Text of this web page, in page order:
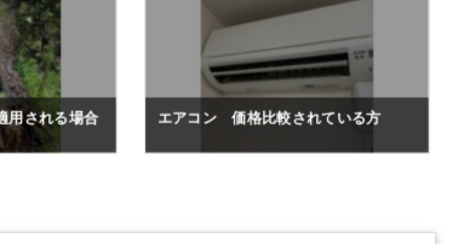
用される場合
エアコン 価格比較されている方